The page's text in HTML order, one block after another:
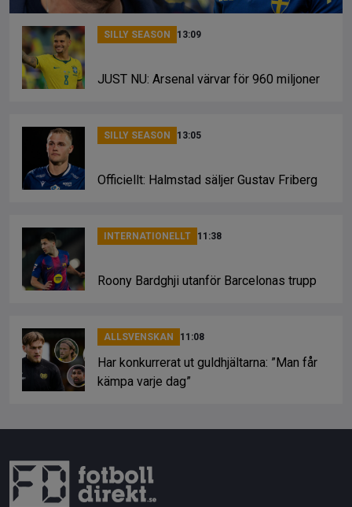
SILLY SEASON 13:09
JUST NU: Arsenal värvar för 960 miljoner
SILLY SEASON 13:05
Officiellt: Halmstad säljer Gustav Friberg
INTERNATIONELLT 11:38
Roony Bardghji utanför Barcelonas trupp
ALLSVENSKAN 11:08
Har konkurrerat ut guldhjältarna: ”Man får
kämpa varje dag”